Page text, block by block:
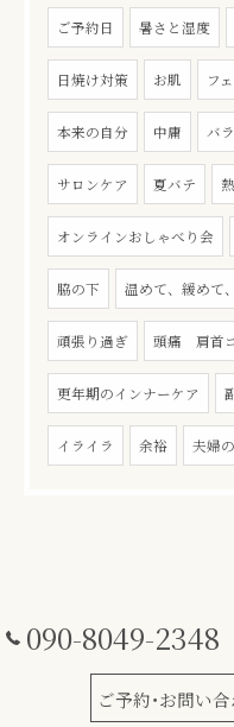
ご予約日 暑さと湿度
日焼け対策 お肌 フ
本来の自分 中庸 バ
サロンケア 夏バテ
オンラインおしゃべり会
脇の下 温めて、緩めて
頑張り過ぎ 頭痛 肩首
更年期のインナーケア
イライラ 余裕 夫婦
090-8049-2348
ご予約･お問い